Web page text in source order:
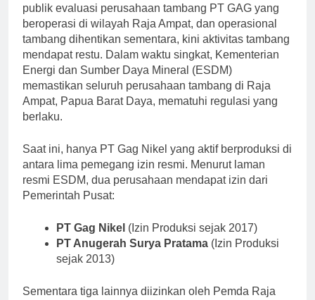
publik evaluasi perusahaan tambang PT GAG yang
beroperasi di wilayah Raja Ampat, dan operasional
tambang dihentikan sementara, kini aktivitas tambang
mendapat restu. Dalam waktu singkat, Kementerian
Energi dan Sumber Daya Mineral (ESDM)
memastikan seluruh perusahaan tambang di Raja
Ampat, Papua Barat Daya, mematuhi regulasi yang
berlaku.
Saat ini, hanya PT Gag Nikel yang aktif berproduksi di
antara lima pemegang izin resmi. Menurut laman
resmi ESDM, dua perusahaan mendapat izin dari
Pemerintah Pusat:
PT Gag Nikel (Izin Produksi sejak 2017)
PT Anugerah Surya Pratama (Izin Produksi
sejak 2013)
Sementara tiga lainnya diizinkan oleh Pemda Raja